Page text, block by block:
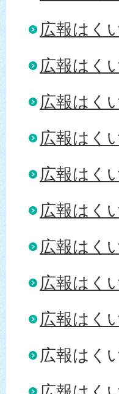
広報はく
広報はく
広報はく
広報はく
広報はく
広報はく
広報はく
広報はく
広報はく
広報はく